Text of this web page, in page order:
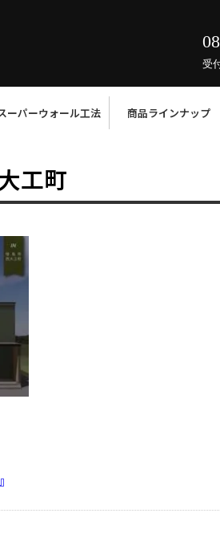
受
ーパーウォール工法 商品ラインナップ
工町